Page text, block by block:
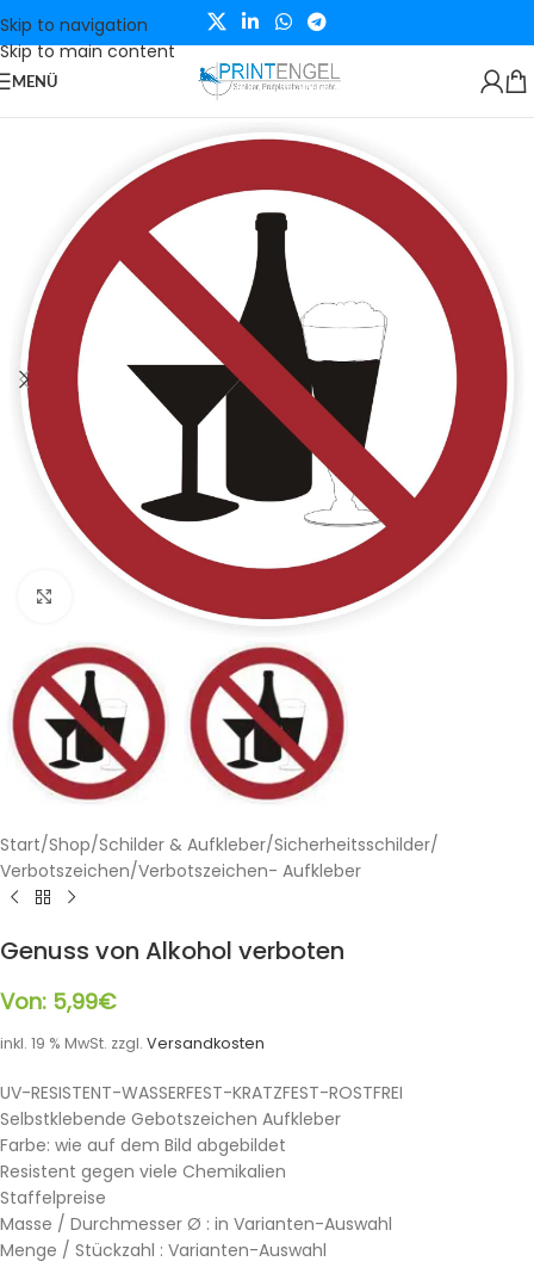
Skip to navigation
Skip to main content
MENÜ
Klicken zum Vergrößern
Start/Shop/Schilder & Aufkleber/Sicherheitsschilder/
Verbotszeichen/Verbotszeichen- Aufkleber
Genuss von Alkohol verboten
Von: 5,99€
inkl. 19 % MwSt. zzgl. Versandkosten
UV-RESISTENT-WASSERFEST-KRATZFEST-ROSTFREI
Selbstklebende Gebotszeichen Aufkleber
Farbe: wie auf dem Bild abgebildet
Resistent gegen viele Chemikalien
Staffelpreise
Masse / Durchmesser Ø : in Varianten-Auswahl
Menge / Stückzahl : Varianten-Auswahl